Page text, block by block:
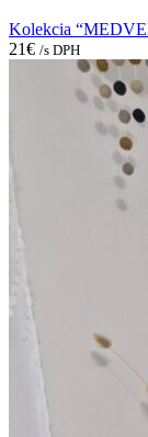
Kolekcia
21€ /s DPH